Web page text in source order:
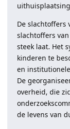
De slachtoffers
slachtoffers
steek laat. Het
kinderen te
en
De
overheid, die
de levens van